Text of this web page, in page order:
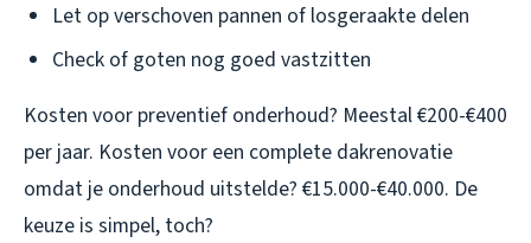
Let op verschoven pannen of losgeraakte delen
Check of goten nog goed vastzitten
Kosten voor preventief onderhoud? Meestal €200-€400
per jaar. Kosten voor een complete dakrenovatie
omdat je onderhoud uitstelde? €15.000-€40.000. De
keuze is simpel, toch?